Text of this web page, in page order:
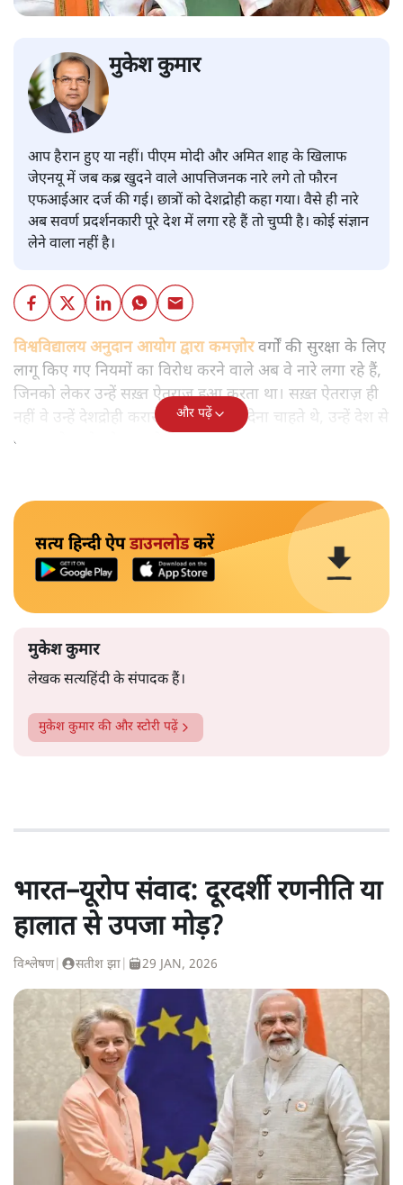
मुकेश कुमार
आप हैरान हुए या नहीं। पीएम मोदी और अमित शाह के खिलाफ
जेएनयू में जब कब्र खुदने वाले आपत्तिजनक नारे लगे तो फौरन
एफआईआर दर्ज की गई। छात्रों को देशद्रोही कहा गया। वैसे ही नारे
अब सवर्ण प्रदर्शनकारी पूरे देश में लगा रहे हैं तो चुप्पी है। कोई संज्ञान
लेने वाला नहीं है।
विश्वविद्यालय अनुदान आयोग द्वारा कमज़ोरवर्गों की सुरक्षा के लिए
लागू किए गए नियमों का विरोध करने वाले अब वे नारे लगा रहे हैं,
जिनको लेकर उन्हें सख़्त ऐतराज़ हुआ करता था। सख़्त ऐतराज़ ही
नहीं वे उन्हें देशद्रोही करार देकर जेल भेज देना चाहते थे, उन्हें देश से
बाहर चले जाने को कह रहे थे।
और पढ़ें
सत्य हिन्दी ऐपडाउनलोडकरें
मुकेश कुमार
लेखक सत्यहिंदी के संपादक हैं।
मुकेश कुमार की और स्टोरी पढ़ें
भारत–यूरोप संवाद: दूरदर्शी रणनीति या
हालात से उपजा मोड़?
विश्लेषण| सतीश झा 29 JAN, 2026